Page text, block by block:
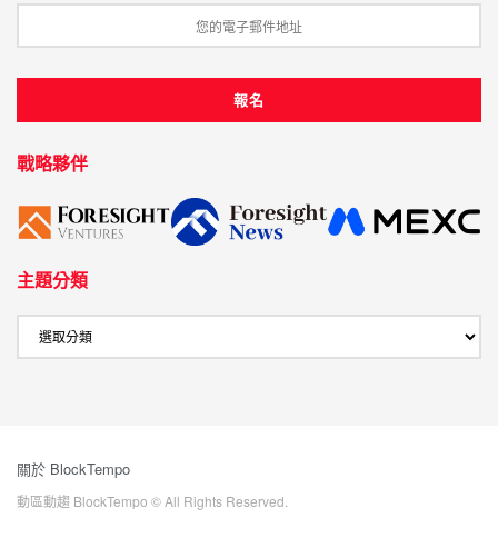
戰略夥伴
主題分類
關於 BlockTempo
動區動趨 BlockTempo © All Rights Reserved.